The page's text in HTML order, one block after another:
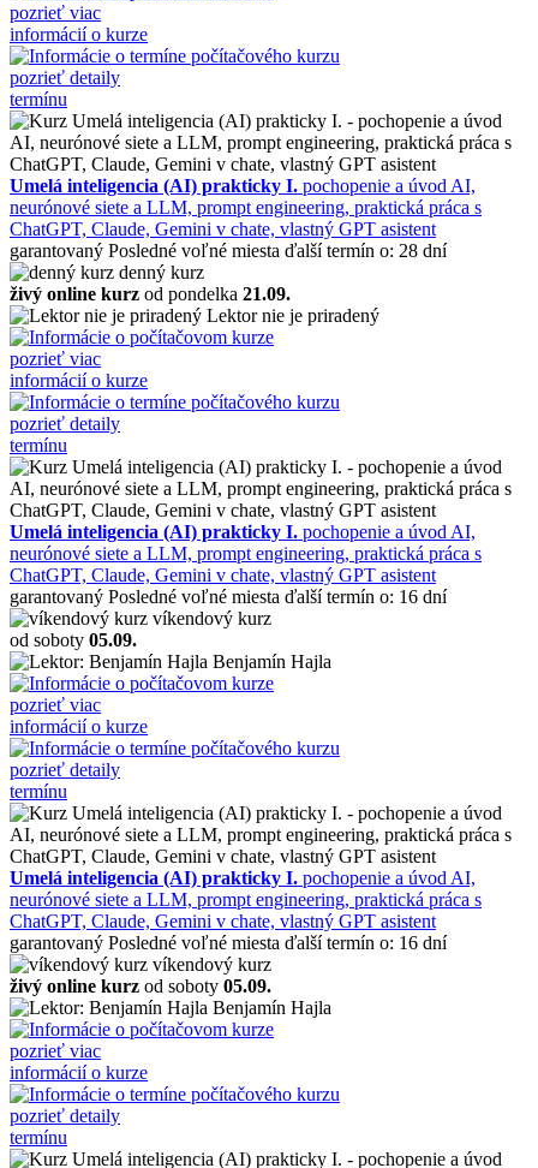
pozrieť viac
informácií o kurze
pozrieť detaily
termínu
Umelá inteligencia (AI) prakticky I. pochopenie a úvod AI,
neurónové siete a LLM, prompt engineering, praktická práca s
ChatGPT, Claude, Gemini v chate, vlastný GPT asistent
garantovaný Posledné voľné miesta ďalší termín o: 28 dní
denný kurz
živý online kurz od pondelka 21.09.
Lektor nie je priradený
pozrieť viac
informácií o kurze
pozrieť detaily
termínu
Umelá inteligencia (AI) prakticky I. pochopenie a úvod AI,
neurónové siete a LLM, prompt engineering, praktická práca s
ChatGPT, Claude, Gemini v chate, vlastný GPT asistent
garantovaný Posledné voľné miesta ďalší termín o: 16 dní
víkendový kurz
od soboty 05.09.
Benjamín Hajla
pozrieť viac
informácií o kurze
pozrieť detaily
termínu
Umelá inteligencia (AI) prakticky I. pochopenie a úvod AI,
neurónové siete a LLM, prompt engineering, praktická práca s
ChatGPT, Claude, Gemini v chate, vlastný GPT asistent
garantovaný Posledné voľné miesta ďalší termín o: 16 dní
víkendový kurz
živý online kurz od soboty 05.09.
Benjamín Hajla
pozrieť viac
informácií o kurze
pozrieť detaily
termínu